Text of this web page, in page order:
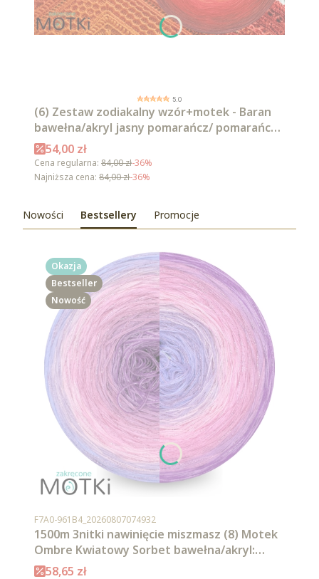
5.0
(6) Zestaw zodiakalny wzór+motek - Baran
bawełna/akryl jasny pomarańcz/ pomarańcz/
intensywna czerwień/ czerwień/ burgund/
malaga
Cena promocyjna
54,00 zł
Cena regularna: 84,00 zł-36%
Najniższa cena: 84,00 zł-36%
Nowości Bestsellery Promocje
Okazja
Bestseller
Nowość
Kod produktu
F7A0-961B4_20260807074932
1500m 3nitki nawinięcie miszmasz (8) Motek
Ombre Kwiatowy Sorbet bawełna/akryl:
krokus/ jasny fiolet/ jasny róż/ landrynkowy
Cena promocyjna
58,65 zł